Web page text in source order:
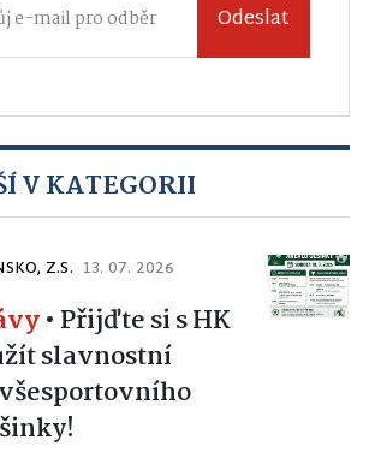
Odeslat
V KATEGORII
Z.S. 13. 07. 2026
• Přijďte si s HK
slavnostní